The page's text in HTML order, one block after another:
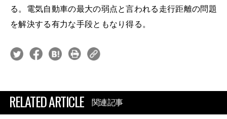
る。電気自動車の最大の弱点と言われる走行距離の問題
を解決する有力な手段ともなり得る。
RELATED ARTICLE 関連記事